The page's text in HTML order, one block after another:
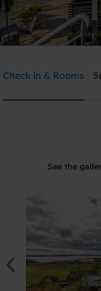
Need help? Ring:+45 40
Check in & Rooms
See the